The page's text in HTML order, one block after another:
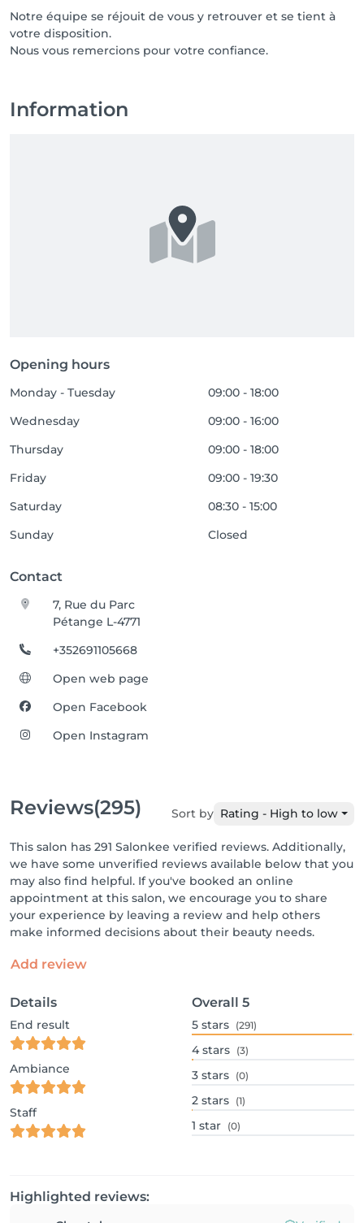
Notre équipe se réjouit de vous y retrouver et se tient à
votre disposition.
Nous vous remercions pour votre confiance.
Information
Opening hours
Monday - Tuesday
09:00 - 18:00
Wednesday
09:00 - 16:00
Thursday
09:00 - 18:00
Friday
09:00 - 19:30
Saturday
08:30 - 15:00
Sunday
Closed
Contact
7, Rue du Parc
Pétange L-4771
+352691105668
Open web page
Open Facebook
Open Instagram
Reviews(295) Sort by Rating - High to low
This salon has 291 Salonkee verified reviews. Additionally,
we have some unverified reviews available below that you
may also find helpful. If you've booked an online
appointment at this salon, we encourage you to share
your experience by leaving a review and help others
make informed decisions about their beauty needs.
Add review
Details
End result
Ambiance
Staff
Overall 5
5 stars (291)
4 stars (3)
3 stars (0)
2 stars (1)
1 star (0)
Highlighted reviews: